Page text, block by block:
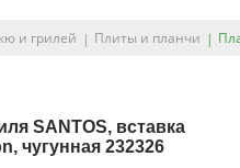
и грилей Плиты и планчи
SANTOS, вставка
чугунная 232326